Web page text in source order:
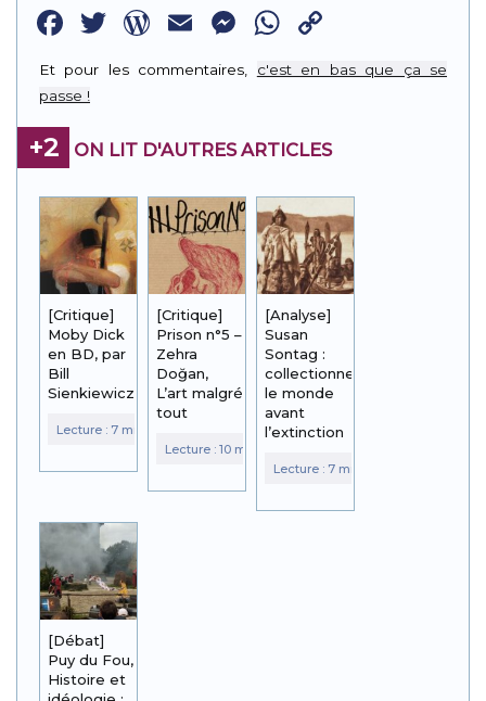
Facebook
Twitter
WordPress
EmailMessenger
WhatsApp
Link
Et pour les commentaires, c'est en bas que ça se
passe !
+2 ON LIT D'AUTRES ARTICLES
[Critique]
Moby Dick
en BD, par
Bill
Sienkiewicz
[Critique]
Prison n°5 –
Zehra
Doğan,
L’art malgré
tout
[Analyse]
Susan
Sontag :
collectionner
le monde
avant
l’extinction
[Débat]
Puy du Fou,
Histoire et